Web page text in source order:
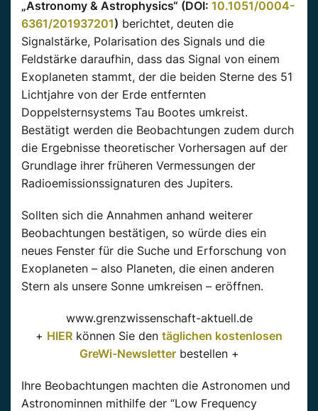
„Astronomy & Astrophysics“ (DOI: 10.1051/0004-
6361/201937201) berichtet, deuten die
Signalstärke, Polarisation des Signals und die
Feldstärke daraufhin, dass das Signal von einem
Exoplaneten stammt, der die beiden Sterne des 51
Lichtjahre von der Erde entfernten
Doppelsternsystems Tau Bootes umkreist.
Bestätigt werden die Beobachtungen zudem durch
die Ergebnisse theoretischer Vorhersagen auf der
Grundlage ihrer früheren Vermessungen der
Radioemissionssignaturen des Jupiters.
Sollten sich die Annahmen anhand weiterer
Beobachtungen bestätigen, so würde dies ein
neues Fenster für die Suche und Erforschung von
Exoplaneten – also Planeten, die einen anderen
Stern als unsere Sonne umkreisen – eröffnen.
www.grenzwissenschaft-aktuell.de
+ HIER können Sie den täglichen kostenlosen
GreWi-Newsletterbestellen +
Ihre Beobachtungen machten die Astronomen und
Astronominnen mithilfe der “Low Frequency